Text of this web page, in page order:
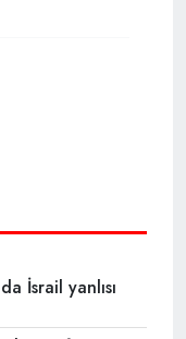
İsrail yanlısı